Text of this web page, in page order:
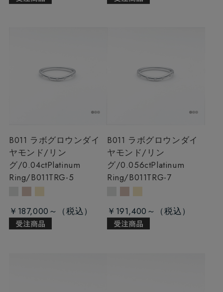
B011 ラボグロウンダイ
ヤモンド/リン
グ/0.04ctPlatinum
Ring/B011TRG-5
￥187,000～
B011 ラボグロウンダイ
ヤモンド/リン
グ/0.056ctPlatinum
Ring/B011TRG-7
￥191,400～